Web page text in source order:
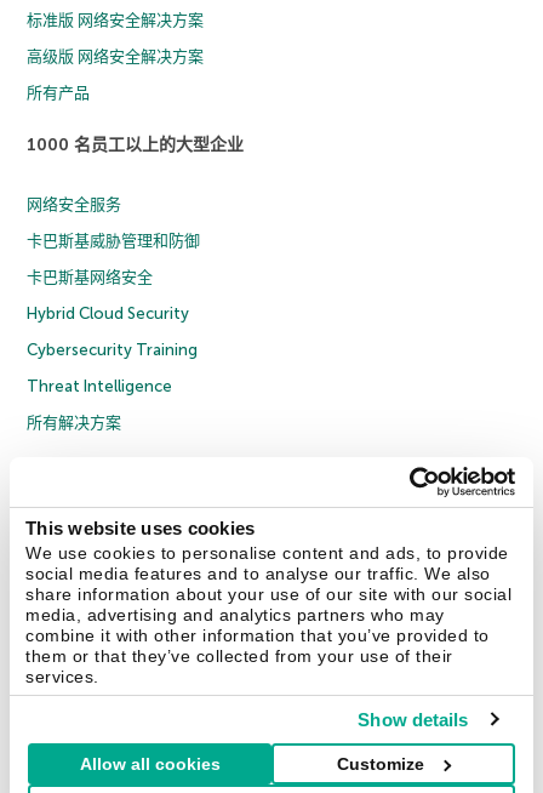
This website uses cookies
We use cookies to personalise content and ads, to provide
social media features and to analyse our traffic. We also
share information about your use of our site with our social
media, advertising and analytics partners who may
combine it with other information that you’ve provided to
them or that they’ve collected from your use of their
services.
Show details
Allow all cookies Customize
标准版 网络安全解决方案
高级版 网络安全解决方案
所有产品
1000 名员工以上的大型企业
网络安全服务
卡巴斯基威胁管理和防御
卡巴斯基网络安全
Hybrid Cloud Security
Cybersecurity Training
Threat Intelligence
所有解决方案
隐私策略
京ICP备12053225号
京公网安备 11010102001169号
联系我们 关于我们 合作伙伴 Blog 资源中心 新闻稿
Securelist Eugene Personal Blog
中国 (China)